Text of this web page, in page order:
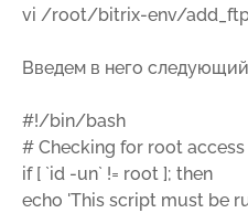
vi /root/bitrix-env/
Введем в него
#!/bin/bash
# Checking for root access
if [ `id -un` != root ]; then
echo 'This script must be